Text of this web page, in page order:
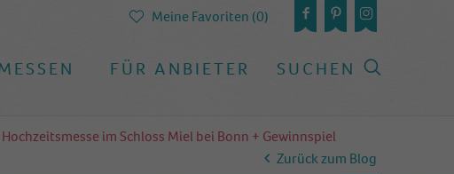
FÜR ANBIETER SUCHEN
Meine Favoriten (0)
im Schloss Miel bei Bonn + Gewinnspiel
Zurück zum Blog